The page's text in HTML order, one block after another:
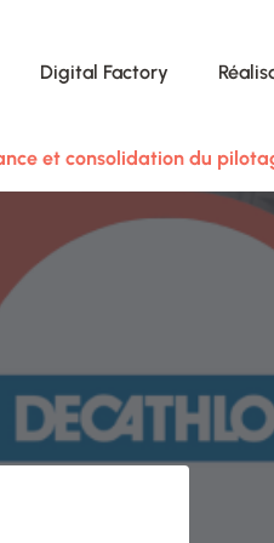
Digital Factory
et consolidation du